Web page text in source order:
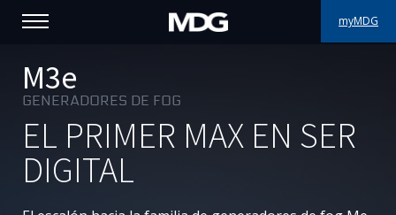
myMDG
PRODUCTOS
ASISTENCIA
PORFOLIO
M3e
GENERADORES DE FOG
EL PRIMER MAX EN SER
DIGITAL